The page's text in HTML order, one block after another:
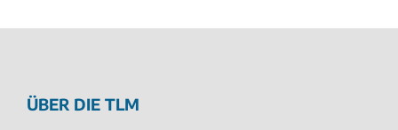
ÜBER DIE TLM